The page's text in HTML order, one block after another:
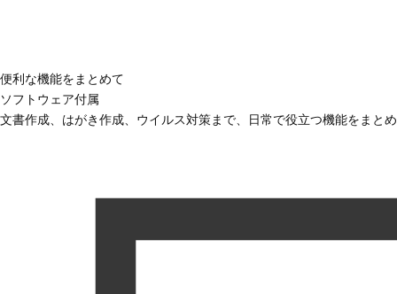
便利な機能をまとめて
ソフトウェア付属
文書作成、はがき作成、ウイルス対策まで、日常で役立つ機能をまと